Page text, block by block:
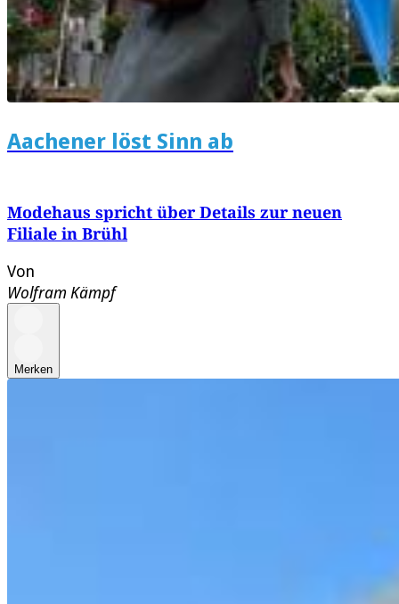
Aachener löst Sinn ab
Modehaus spricht über Details zur neuen
Filiale in Brühl
Von
Wolfram Kämpf
Merken